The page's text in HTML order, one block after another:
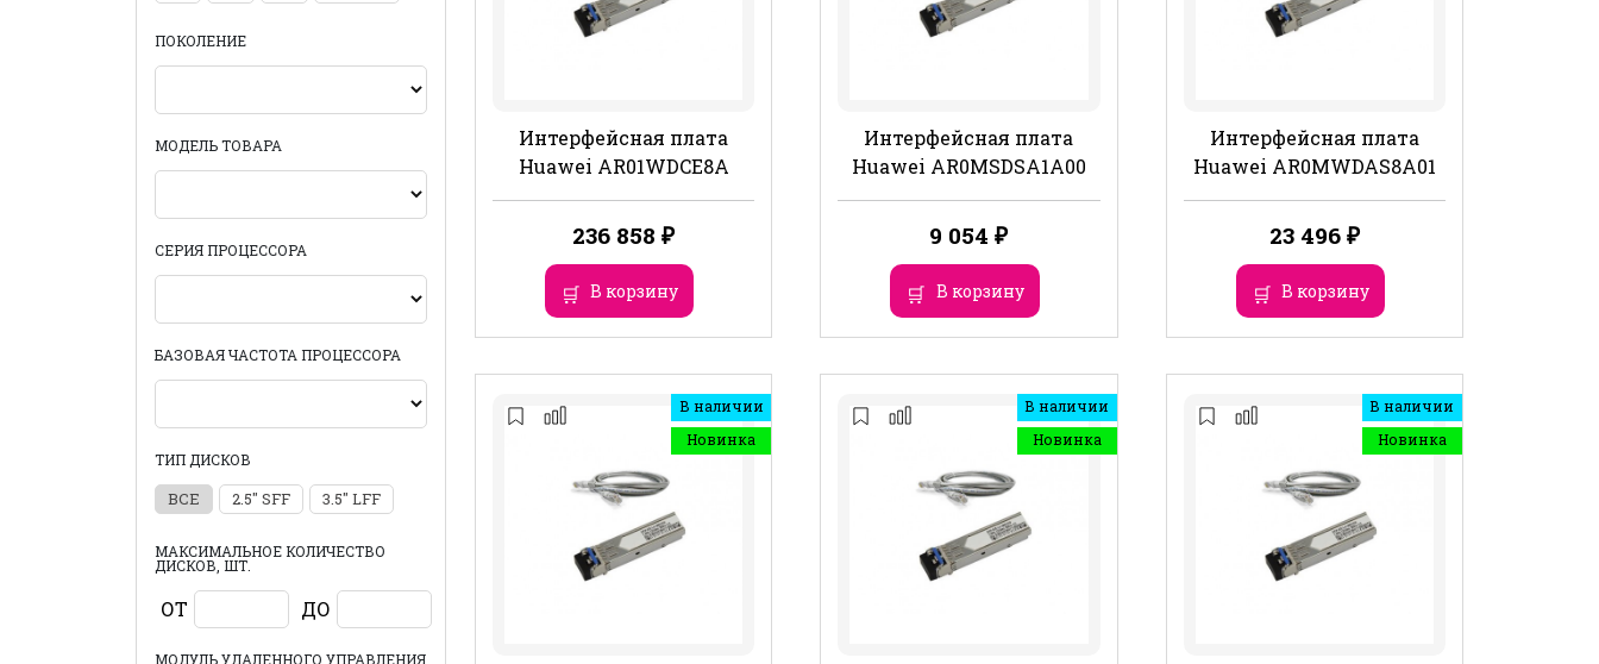
ПОКОЛЕНИЕ
МОДЕЛЬ ТОВАРА
СЕРИЯ ПРОЦЕССОРА
БАЗОВАЯ ЧАСТОТА ПРОЦЕССОРА
ТИП ДИСКОВ
ВСЕ 2.5" SFF 3.5" LFF
МАКСИМАЛЬНОЕ КОЛИЧЕСТВО
ДИСКОВ, ШТ.
ОТ ДО
МОДУЛЬ УДАЛЕННОГО УПРАВЛЕНИЯ
Интерфейсная плата
Huawei AR01WDCE8A
236 858₽
В корзину
Интерфейсная плата
Huawei AR0MSDSA1A00
9 054₽
В корзину
Интерфейсная плата
Huawei AR0MWDAS8A01
23 496 ₽
В корзину
В наличии
Новинка
В наличии
Новинка
В наличии
Новинка